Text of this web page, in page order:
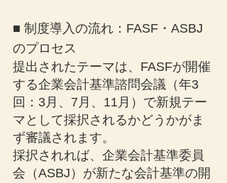
■ 制度導入の流れ：FASF・ASBJ
のプロセス
提出されたテーマは、FASFが開催
する企業会計基準諮問会議（年3
回：3月、7月、11月）で新規テー
マとして採択されるかどうかがま
ず審議されます。
採択されれば、企業会計基準委員
会（ASBJ）が新たな会計基準の開